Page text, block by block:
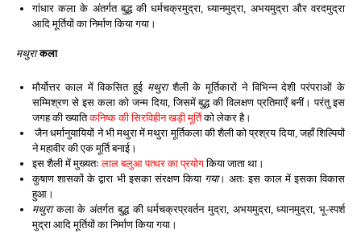
गांधार कला के अंतर्गत बुद्ध की धर्मचक्रमुद्रा, ध्यानमुद्रा, अभयमुद्रा और वरदमुद्रा
आदि मूर्तियों का निर्माण किया गया।
मथुराकला
मौर्योत्तर काल में विकसित हुई मथुराशैली के मूर्तिकारों ने विभिन्न देशी परंपराओं के
सम्मिश्रण से इस कला को जन्म दिया, जिसमें बुद्ध की विलक्षण प्रतिमाएँ बनीं। परंतु इस
जगह की ख्यातिकनिष्क की सिरविहीन खड़ी मूर्तिको लेकर है।
जैन धर्मानुयायियों ने भी मथुरा में मथुरा मूर्तिकला की शैली को प्रश्रय दिया, जहाँ शिल्पियों
ने महावीर की एक मूर्ति बनाई।
इस शैली में मुख्यतःलाल बलुआ पत्थर का प्रयोगकिया जाता था।
कुषाण शासकों के द्वारा भी इसका संरक्षण किया गया। अतः इस काल में इसका विकास
हुआ।
मथुराकला के अंतर्गत बुद्ध की धर्मचक्रप्रवर्तन मुद्रा, अभयमुद्रा, ध्यानमुद्रा, भू-स्पर्श
मुद्रा आदि मूर्तियों का निर्माण किया गया।